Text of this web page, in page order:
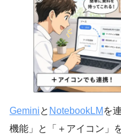
Geminiと NotebookLM を
機能」と「＋アイコン」